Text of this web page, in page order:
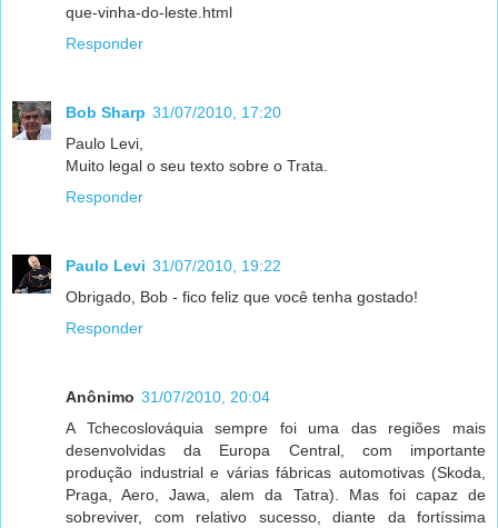
que-vinha-do-leste.html
Responder
Bob Sharp 31/07/2010, 17:20
Paulo Levi,
Muito legal o seu texto sobre o Trata.
Responder
Paulo Levi 31/07/2010, 19:22
Obrigado, Bob - fico feliz que você tenha gostado!
Responder
Anônimo 31/07/2010, 20:04
A Tchecoslováquia sempre foi uma das regiões mais
desenvolvidas da Europa Central, com importante
produção industrial e várias fábricas automotivas (Skoda,
Praga, Aero, Jawa, alem da Tatra). Mas foi capaz de
sobreviver, com relativo sucesso, diante da fortíssima